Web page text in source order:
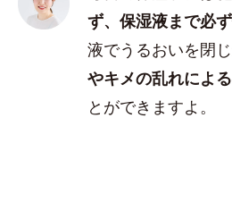
ず、保湿液まで必
液でうるおいを閉
やキメの乱れによ
とができますよ。